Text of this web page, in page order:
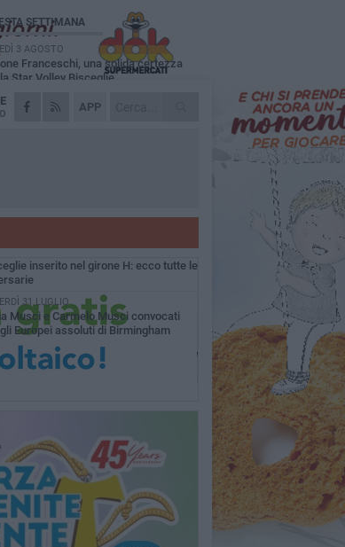
APP
SETTIMANA
3 AGOSTO
Franceschi, una solida certezza
Star Volley Bisceglie
5 AGOSTO
si rafforza con Mikel Opoola e
in difesa arriva Francesco Lorusso
6 AGOSTO
inserito nel girone H: ecco tutte le
31 LUGLIO
Musci e Carmelo Musci convocati
Europei assoluti di Birmingham